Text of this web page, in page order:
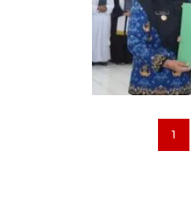
1